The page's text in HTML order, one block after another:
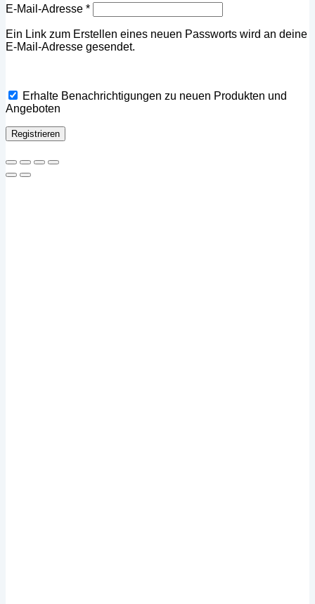
E-Mail-Adresse *Erforderlich
Ein Link zum Erstellen eines neuen Passworts wird an deine
E-Mail-Adresse gesendet.
Erhalte Benachrichtigungen zu neuen Produkten und
Angeboten
Registrieren